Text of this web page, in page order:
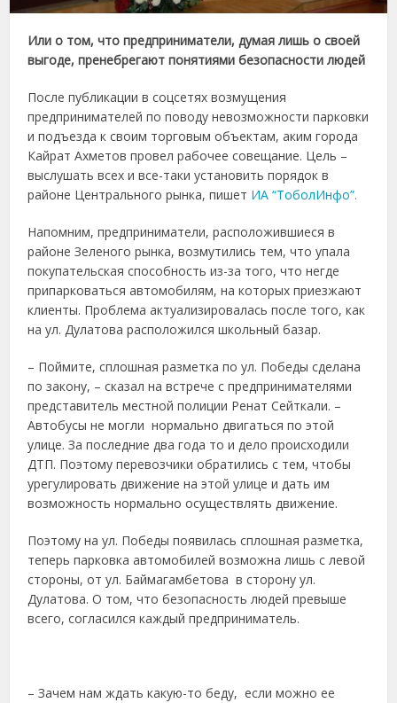
Или о том, что предприниматели, думая лишь о своей
выгоде, пренебрегают понятиями безопасности людей
После публикации в соцсетях возмущения
предпринимателей по поводу невозможности парковки
и подъезда к своим торговым объектам, аким города
Кайрат Ахметов провел рабочее совещание. Цель –
выслушать всех и все-таки установить порядок в
районе Центрального рынка, пишет ИА “ТоболИнфо”.
Напомним, предприниматели, расположившиеся в
районе Зеленого рынка, возмутились тем, что упала
покупательская способность из-за того, что негде
припарковаться автомобилям, на которых приезжают
клиенты. Проблема актуализировалась после того, как
на ул. Дулатова расположился школьный базар.
– Поймите, сплошная разметка по ул. Победы сделана
по закону, – сказал на встрече с предпринимателями
представитель местной полиции Ренат Сейткали. –
Автобусы не могли нормально двигаться по этой
улице. За последние два года то и дело происходили
ДТП. Поэтому перевозчики обратились с тем, чтобы
урегулировать движение на этой улице и дать им
возможность нормально осуществлять движение.
Поэтому на ул. Победы появилась сплошная разметка,
теперь парковка автомобилей возможна лишь с левой
стороны, от ул. Баймагамбетова в сторону ул.
Дулатова. О том, что безопасность людей превыше
всего, согласился каждый предприниматель.
– Зачем нам ждать какую-то беду, если можно ее